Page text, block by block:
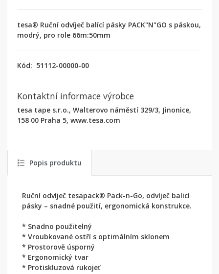
tesa® Ruční odvíječ balící pásky PACK"N"GO s páskou,
modrý, pro role 66m:50mm
Kód: 51112-00000-00
Kontaktní informace výrobce
tesa tape s.r.o., Walterovo náměstí 329/3, Jinonice,
158 00 Praha 5, www.tesa.com
Popis produktu
Ruční odvíječ tesapack® Pack-n-Go, odvíječ balicí
pásky – snadné použití, ergonomická konstrukce.
* Snadno použitelný
* Vroubkované ostří s optimálním sklonem
* Prostorově úsporný
* Ergonomický tvar
* Protiskluzová rukojeť